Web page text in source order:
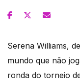
Serena Williams,
mundo que não
ronda do torneio